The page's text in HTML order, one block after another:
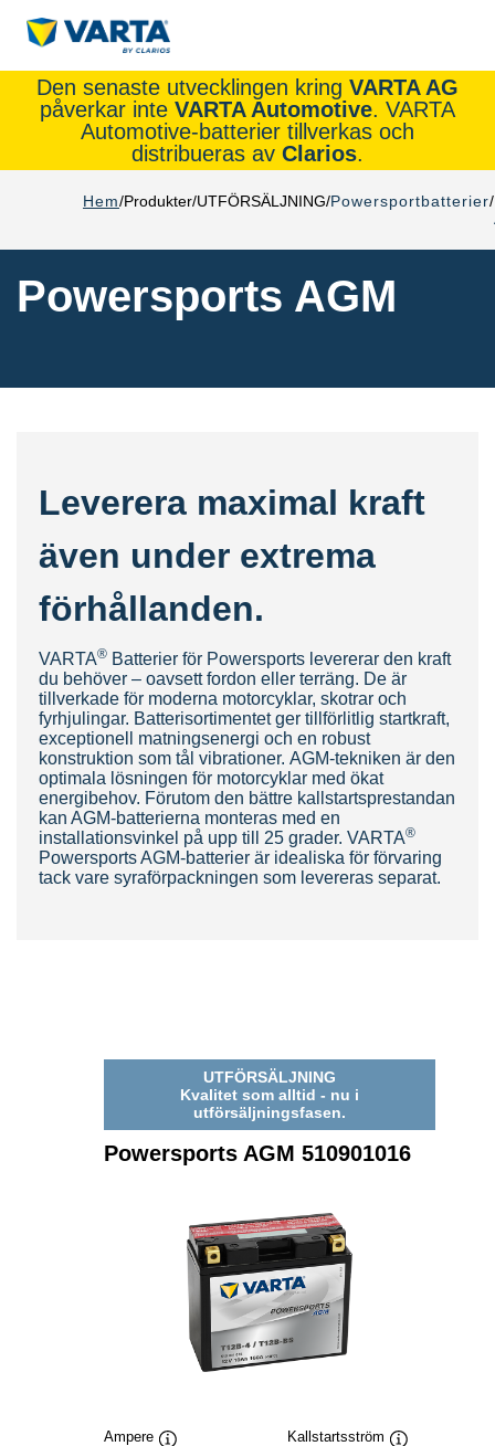
Den senaste utvecklingen kring VARTA AG
påverkar inte VARTA Automotive. VARTA
Automotive-batterier tillverkas och
distribueras av Clarios.
Hem Produkter UTFÖRSÄLJNING Powersportbatterier
Powersports AGM
Leverera maximal kraft
även under extrema
förhållanden.
VARTA® Batterier för Powersports levererar den kraft
du behöver – oavsett fordon eller terräng. De är
tillverkade för moderna motorcyklar, skotrar och
fyrhjulingar. Batterisortimentet ger tillförlitlig startkraft,
exceptionell matningsenergi och en robust
konstruktion som tål vibrationer. AGM-tekniken är den
optimala lösningen för motorcyklar med ökat
energibehov. Förutom den bättre kallstartsprestandan
kan AGM-batterierna monteras med en
installationsvinkel på upp till 25 grader. VARTA®
Powersports AGM-batterier är idealiska för förvaring
tack vare syraförpackningen som levereras separat.
UTFÖRSÄLJNING
Kvalitet som alltid - nu i
utförsäljningsfasen.
Powersports AGM 510901016
Ampere
Kallstartsström